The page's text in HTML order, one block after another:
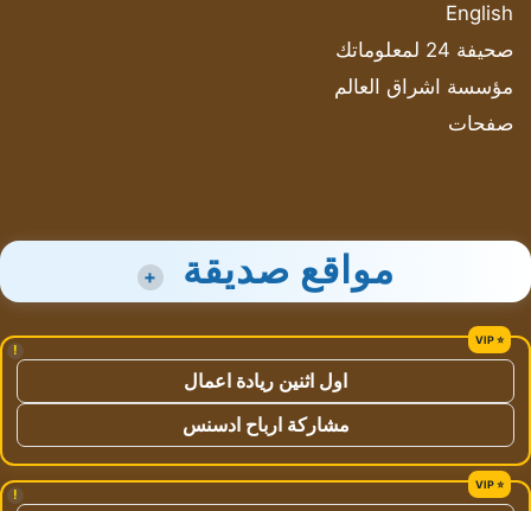
English
صحيفة 24 لمعلوماتك
مؤسسة اشراق العالم
صفحات
مواقع صديقة +
!
اول اثنين ريادة اعمال
مشاركة ارباح ادسنس
!